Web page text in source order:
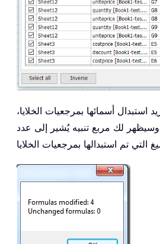
استبدال أسمائها بمرجعيات الخلايا،
لك مربع تنبيه يُشير إلى عدد